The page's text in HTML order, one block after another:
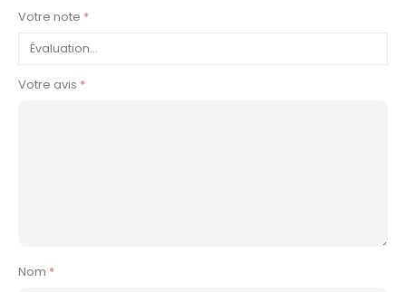
Votre note *
Votre avis *
Nom *